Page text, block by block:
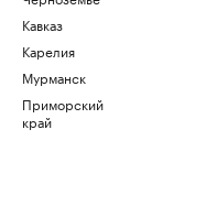
Кавказ
Карелия
Мурманск
Приморский
край